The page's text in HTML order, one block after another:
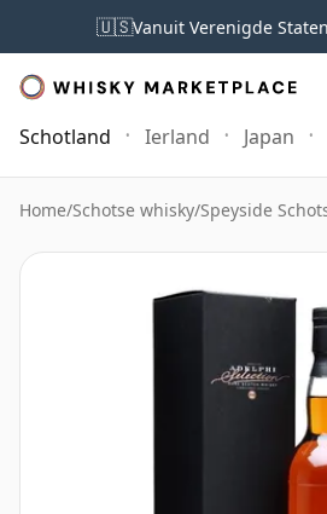
🇺🇸Vanuit Verenigde
Schotland Ierland Japan
Home/Schotse whisky/Speyside